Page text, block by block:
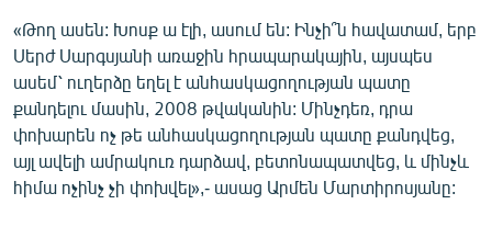
«Թող ասեն: Խոսք ա էլի, ասում են: Ինչի՞ն հավատամ, երբ
Սերժ Սարգսյանի առաջին հրապարակային, այսպես
ասեմ՝ ուղերձը եղել է անհասկացողության պատը
քանդելու մասին, 2008 թվականին: Մինչդեռ, դրա
փոխարեն ոչ թե անհասկացողության պատը քանդվեց,
այլ ավելի ամրակուռ դարձավ, բետոնապատվեց, և մինչև
հիմա ոչինչ չի փոխվել»,- ասաց Արմեն Մարտիրոսյանը: